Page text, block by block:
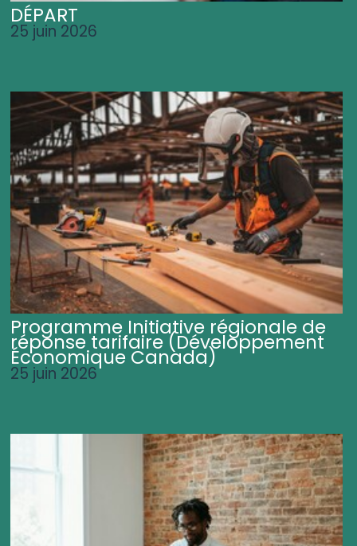
DÉPART
25 juin 2026
Programme Initiative régionale de
réponse tarifaire (Développement
Économique Canada)
25 juin 2026